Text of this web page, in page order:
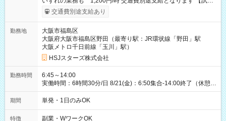
期間】試用期間なし
交通費別途支給あり
勤務地
大阪市福島区
大阪府大阪市福島区野田（最寄り駅：JR環状線「野田」駅
大阪メトロ千日前線「玉川」駅）
HSJスターズ株式会社
勤務時間
6:45～14:00
実働時間：6時間30分/日 8/21(金)：6:50集合-14:00終了（休憩
45分)
期間 単発・1日のみOK
特徴 副業・WワークOK